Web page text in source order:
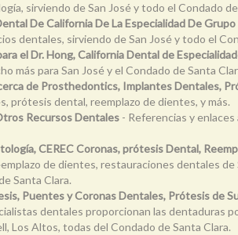
sirviendo de San José y todo el Condado
De California De La Especialidad De Grupo
dentales, sirviendo de San José y todo el
el Dr. Hong, California Dental de
para San José y el Condado de Santa
de Prosthedontics, Implantes Dentales,
prótesis dental, reemplazo de dientes, y más.
Recursos Dentales - Referencias y
CEREC Coronas, prótesis Dental,
de dientes, restauraciones dentales
Santa Clara.
Puentes y Coronas Dentales, Prótesis de
dentales proporcionan las dentaduras
Los Altos, todas del Condado de Santa Clara.